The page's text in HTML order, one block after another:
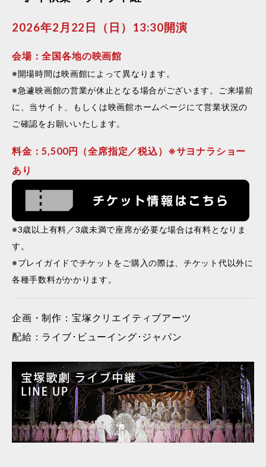
2026年2月22日（日）13:30開演
会場：全国各地の映画館
※開場時間は映画館によって異なります。
※急遽映画館の営業が休止となる場合がございます。ご来場前
に、当サイト、もしくは映画館ホームページにて営業状況の
ご確認をお願いいたします。
料金：5,500円（全席指定／税込）※サヨナラショー
あり
※3歳以上有料／3歳未満で座席が必要な場合は有料となりま
す。
※プレイガイドでチケットをご購入の際は、チケット代以外に
各種手数料がかかります。
企画・制作：宝塚クリエイティブアーツ
配給：ライブ･ビューイング･ジャパン